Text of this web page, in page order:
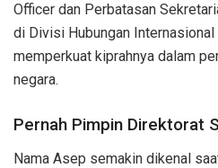
Officer dan Perbatasan
di Divisi Hubungan
memperkuat kiprahnya dalam
negara.
Pernah Pimpin Direktorat
Nama Asep semakin dikenal